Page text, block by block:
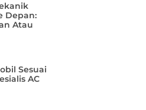
Depan:
Atau
Sesuai
AC